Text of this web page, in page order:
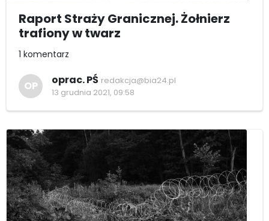
Raport Straży Granicznej. Żołnierz
trafiony w twarz
1 komentarz
OP oprac. PŚ redakcja@bia24.pl
13 grudnia 2021, 09:58